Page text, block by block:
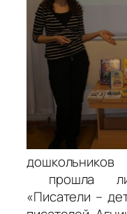
прошла
«Писатели –